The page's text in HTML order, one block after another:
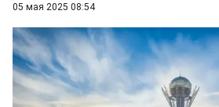
05 мая 2025 08:54